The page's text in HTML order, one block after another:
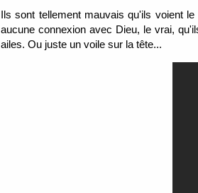
Ils sont tellement mauvais qu'ils voient
aucune connexion avec Dieu, le vrai,
ailes. Ou juste un voile sur la tête...